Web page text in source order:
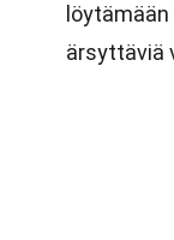
ärsyttäviä